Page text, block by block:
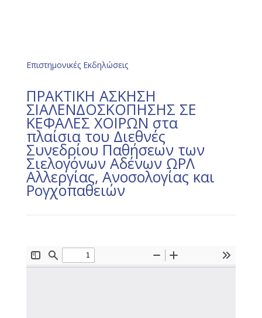
Επιστημονικές Εκδηλώσεις
ΠΡΑΚΤΙΚΗ ΑΣΚΗΣΗ
ΣΙΑΛΕΝΔΟΣΚΟΠΗΣΗΣ ΣΕ
ΚΕΦΑΛΕΣ ΧΟΙΡΩΝ στα
πλαίσια του Διεθνές
Συνεδρίου Παθήσεων των
Σιελογόνων Αδένων ΩΡΛ
Αλλεργίας, Ανοσολογίας και
Ρογχοπαθειών